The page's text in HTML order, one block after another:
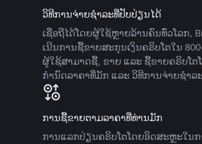
ວິທີການຈ່າຍຊຳລະທີ່ປັບປ່ຽນໄດ້
ເຊື່ອຖືໄດ້ໂດຍຜູ້ໃຊ້ຫຼາຍລ້ານຄົນທົ່ວໂລກ,
ເນີນການຊື້ຂາຍສະກຸນເງິນຄຣິບໂຕໃນ
ຜູ້ໃຊ້ສາມາດຊື້, ຂາຍ ແລະ ຊື້ຂາຍຄຣິບໂ
ກໍານົດລາຄາທີ່ມັກ ແລະ ວິທີການຈ່າຍຊຳລ
ການຊື້ຂາຍຕາມລາຄາທີ່ທ່ານມັກ
ການແລກປ່ຽນຄຣິບໂຕໂດຍອິດສະຫຼະໃນ